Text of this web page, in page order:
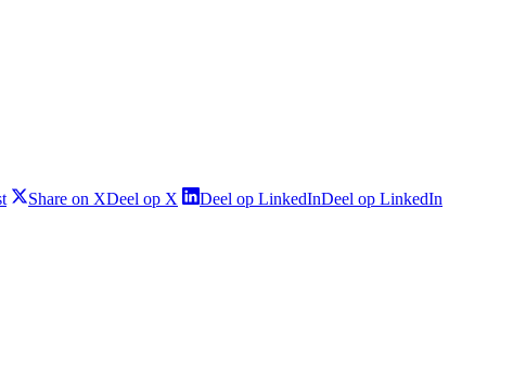
Share on XDeel op X Deel op LinkedInDeel op LinkedIn